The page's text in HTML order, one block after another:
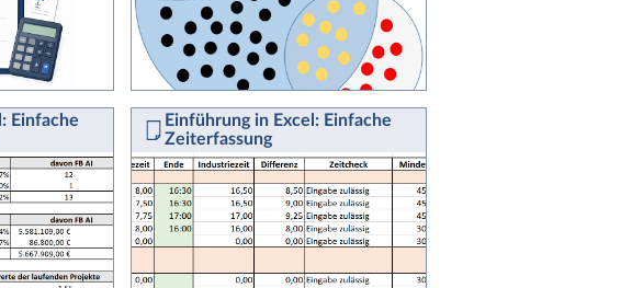
Einfache
Einführung in Excel: Einfache
Zeiterfassung